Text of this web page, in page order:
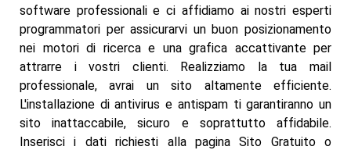
software professionali e ci affidiamo ai nostri esperti
programmatori per assicurarvi un buon posizionamento
nei motori di ricerca e una grafica accattivante per
attrarre i vostri clienti. Realizziamo la tua mail
professionale, avrai un sito altamente efficiente.
L'installazione di antivirus e antispam ti garantiranno un
sito inattaccabile, sicuro e soprattutto affidabile.
Inserisci i dati richiesti alla pagina Sito Gratuito o